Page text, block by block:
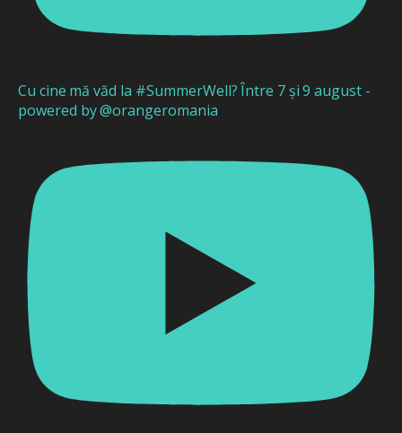
Cu cine mă văd la #SummerWell? Între 7 și 9 august -
powered by @orangeromania